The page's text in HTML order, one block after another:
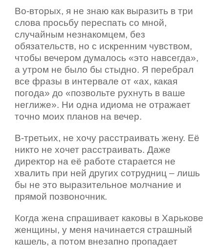
Во-вторых, я не знаю как выразить в три
слова просьбу переспать со мной,
случайным незнакомцем, без
обязательств, но с искренним чувством,
чтобы вечером думалось «это навсегда»,
а утром не было бы стыдно. Я перебрал
все фразы в интервале от «ах, какая
погода» до «позвольте рухнуть в ваше
неглиже». Ни одна идиома не отражает
точно моих планов на вечер.
В-третьих, не хочу расстраивать жену. Её
никто не хочет расстраивать. Даже
директор на её работе старается не
хвалить при ней других сотрудниц – лишь
бы не это выразительное молчание и
прямой позвоночник.
Когда жена спрашивает каковы в Харькове
женщины, у меня начинается страшный
кашель, а потом внезапно пропадает